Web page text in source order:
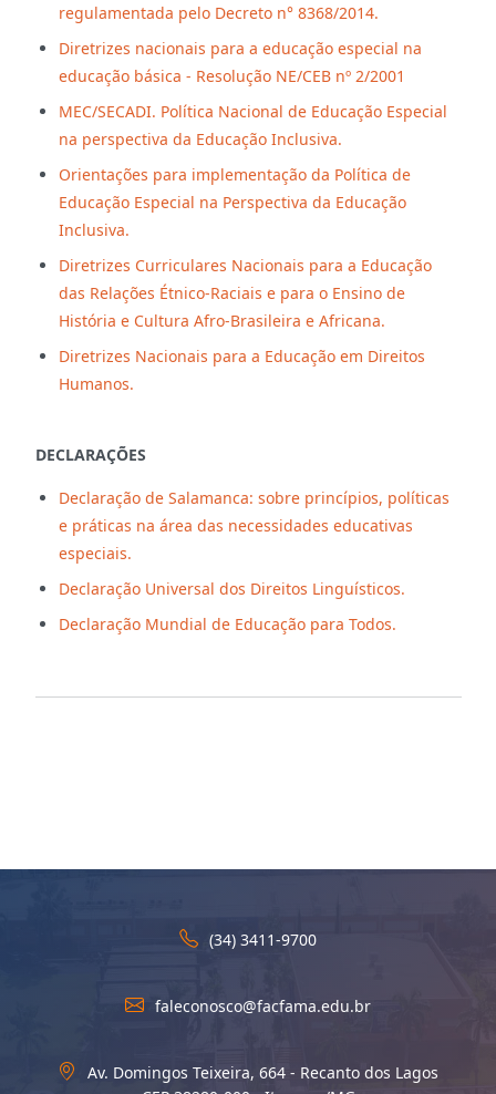
regulamentada pelo Decreto n° 8368/2014.
Diretrizes nacionais para a educação especial na
educação básica - Resolução NE/CEB nº 2/2001
MEC/SECADI. Política Nacional de Educação Especial
na perspectiva da Educação Inclusiva.
Orientações para implementação da Política de
Educação Especial na Perspectiva da Educação
Inclusiva.
Diretrizes Curriculares Nacionais para a Educação
das Relações Étnico-Raciais e para o Ensino de
História e Cultura Afro-Brasileira e Africana.
Diretrizes Nacionais para a Educação em Direitos
Humanos.
DECLARAÇÕES
Declaração de Salamanca: sobre princípios, políticas
e práticas na área das necessidades educativas
especiais.
Declaração Universal dos Direitos Linguísticos.
Declaração Mundial de Educação para Todos.
(34) 3411-9700
faleconosco@facfama.edu.br
Av. Domingos Teixeira, 664 - Recanto dos Lagos